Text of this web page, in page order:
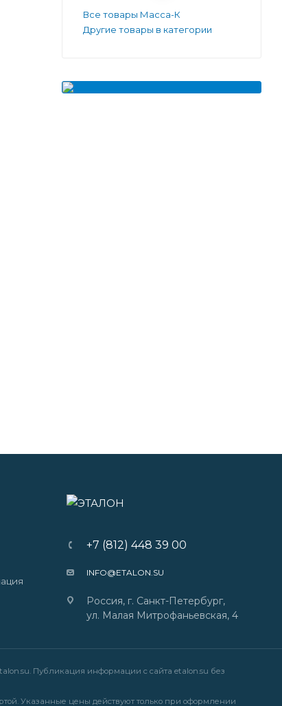
Все товары Масса-К
Другие товары в категории
+7 (812) 448 39 00
INFO@ETALON.SU
Россия, г. Санкт-Петербург,
ул. Малая Митрофаньевская, 4
Публикация информации с сайта etalon.su без
Указанные цены действуют только при оформлении